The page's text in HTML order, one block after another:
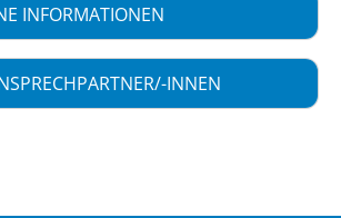
INFORMATIONEN
INNEN